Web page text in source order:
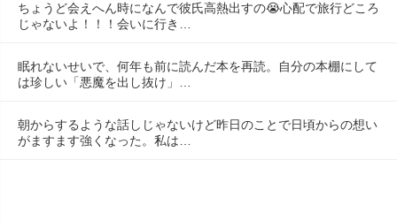
ちょうど会えへん時になんで彼氏高熱出すの😭心配で旅行どころ
じゃないよ！！！会いに行き…
眠れないせいで、何年も前に読んだ本を再読。自分の本棚にして
は珍しい「悪魔を出し抜け」…
朝からするような話しじゃないけど昨日のことで日頃からの想い
がますます強くなった。私は…